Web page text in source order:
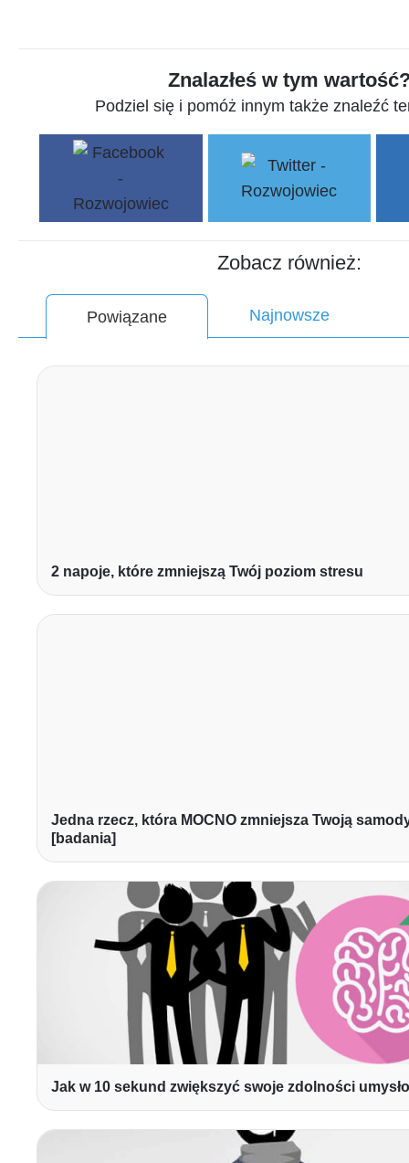
Znalazłeś w tym
Podziel się i pomóż innym także znaleźć
Zobacz również:
Powiązane Najnowsze
2 napoje, które zmniejszą Twój poziom stresu
Jedna rzecz, która MOCNO zmniejsza Twoją
[badania]
Jak w 10 sekund zwiększyć swoje zdolności